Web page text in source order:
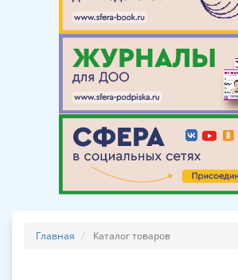
Главная Каталог товаров